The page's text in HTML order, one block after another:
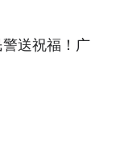
警送祝福！广